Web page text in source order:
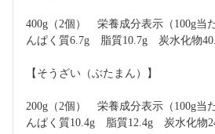
400g（2個）　栄養成分表示（100g当
んぱく質6.7g　脂質10.7g　炭水化物
【そうざい（ぶたまん）】
200g（2個）　栄養成分表示（100g当
んぱく質10.4g　脂質12.4g　炭水化物